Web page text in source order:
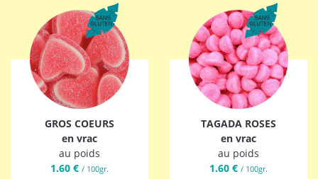
GROS COEURS
en vrac
au poids
1.60 € / 100gr.
TAGADA ROSES
en vrac
au poids
1.60 € / 100gr.